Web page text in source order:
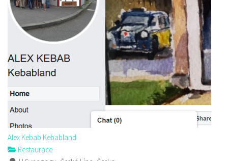
Alex Kebab Kebabland
Restaurace